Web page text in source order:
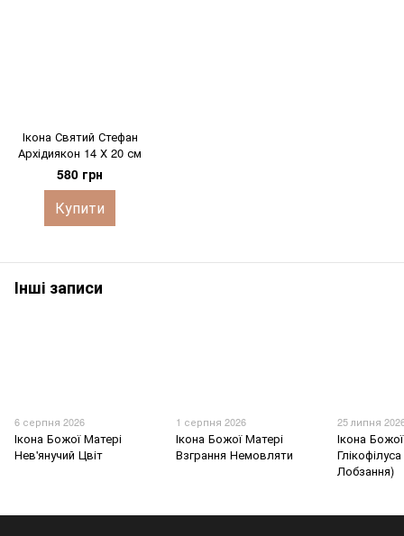
Ікона Святий Стефан
Архідиякон 14 Х 20 см
580 грн
Купити
Інші записи
6 серпня 2026
Ікона Божої Матері
Нев'янучий Цвіт
1 серпня 2026
Ікона Божої Матері
Взграння Немовляти
25 липня
Ікона
Лобзання)